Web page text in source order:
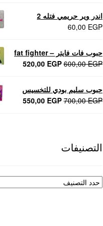
اندر وير حريمي فتله 2
60,00 EGP
حبوب فات فايتر – fat fighter
600,00EGP
السعر
600,00 EGP.
520,00 EGP
السعر
520,00 EGP.
حبوب سليم بودي للتخسيس
700,00EGP
السعر550,00 EGP
السعر
التصنيفات